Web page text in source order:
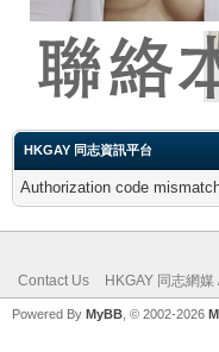
HKGAY 同志資訊平台
Authorization code
Contact Us HKGAY 同志網媒
Powered By MyBB , © 2002-2026